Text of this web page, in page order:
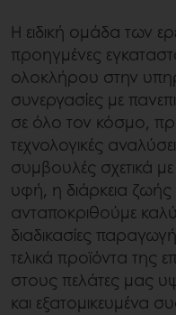
Η ειδική ομάδα των
προηγμένες
ολοκλήρου στην
συνεργασίες με
σε όλο τον κόσμο,
τεχνολογικές
συμβουλές σχετικά
υφή, η διάρκεια ζωής
ανταποκριθούμε
διαδικασίες
τελικά προϊόντα της
στους πελάτες μας
και εξατομικευμένα